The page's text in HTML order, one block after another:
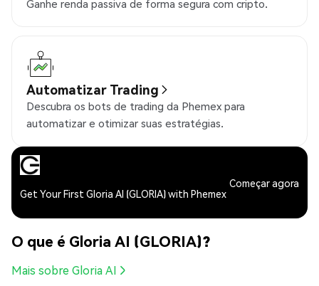
Ganhe renda passiva de forma segura com cripto.
Automatizar Trading
Descubra os bots de trading da Phemex para
automatizar e otimizar suas estratégias.
Get Your First Gloria AI (GLORIA) with Phemex
Começar agora
O que é Gloria AI (GLORIA)?
Mais sobre Gloria AI